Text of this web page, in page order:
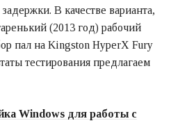
В качестве варианта,
(2013 год) рабочий
пал на Kingston HyperX Fury
тестирования предлагаем
Windows для работы с